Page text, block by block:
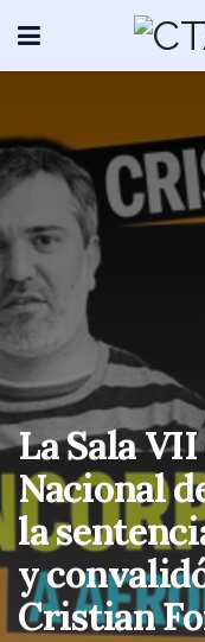
La Sala
Nacional
la
y
Cristian